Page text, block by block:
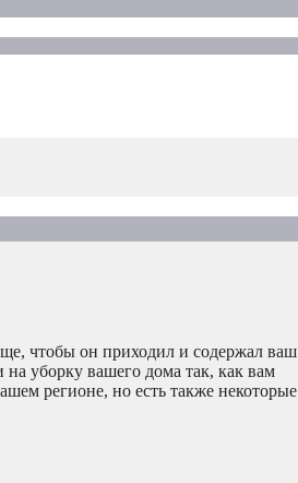
чтобы он приходил и содержал ваш
уборку вашего дома так, как вам
регионе, но есть также некоторые